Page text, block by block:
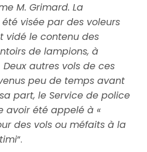
M. Grimard. La
visée par des voleurs
vidé le contenu des
de lampions, à
Deux autres vols de ces
peu de temps avant
part, le Service de police
avoir été appelé à «
des vols ou méfaits à la
“.